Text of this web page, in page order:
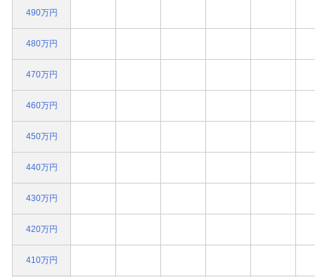
490万円
480万円
470万円
460万円
450万円
440万円
430万円
420万円
410万円